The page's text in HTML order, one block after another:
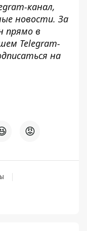
канал,
новости. За
прямо в
Telegram-
на
😡